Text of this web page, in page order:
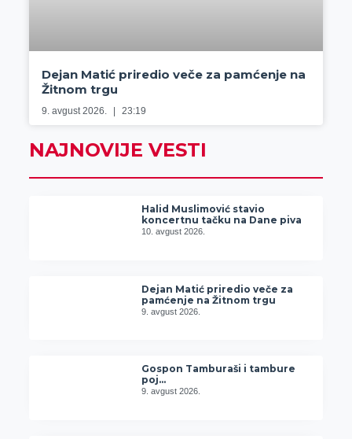
Dejan Matić priredio veče za pamćenje na
Žitnom trgu
9. avgust 2026. 23:19
NAJNOVIJE VESTI
Halid Muslimović stavio
koncertnu tačku na Dane piva
10. avgust 2026.
Dejan Matić priredio veče za
pamćenje na Žitnom trgu
9. avgust 2026.
Gospon Tamburaši i tambure
poj…
9. avgust 2026.